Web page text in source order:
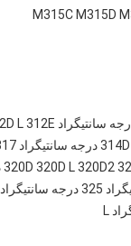
M315C M315D
L312E
320D 320D L320D2
325 درجه سانتیگراد L